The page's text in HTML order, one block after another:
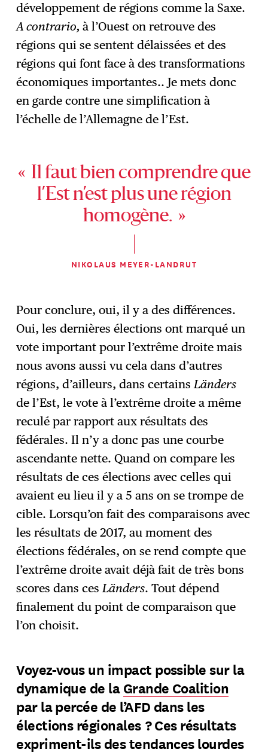
développement de régions comme la Saxe.
A contrario,à l’Ouest on retrouve des
régions qui se sentent délaissées et des
régions qui font face à des transformations
économiques importantes.. Je mets donc
en garde contre une simplification à
l’échelle de l’Allemagne de l’Est.
« Il faut bien comprendre que
l’Est n’est plus une région
homogène. »
NIKOLAUS MEYER-LANDRUT
Pour conclure, oui, il y a des différences.
Oui, les dernières élections ont marqué un
vote important pour l’extrême droite mais
nous avons aussi vu cela dans d’autres
régions, d’ailleurs, dans certainsLänders
de l’Est, le vote à l’extrême droite a même
reculé par rapport aux résultats des
fédérales. Il n’y a donc pas une courbe
ascendante nette. Quand on compare les
résultats de ces élections avec celles qui
avaient eu lieu il y a 5 ans on se trompe de
cible. Lorsqu’on fait des comparaisons avec
les résultats de 2017, au moment des
élections fédérales, on se rend compte que
l’extrême droite avait déjà fait de très bons
scores dans cesLänders. Tout dépend
finalement du point de comparaison que
l’on choisit.
Voyez-vous un impact possible sur la
dynamique de laGrande Coalition
par la percée de l’AFD dans les
élections régionales ? Ces résultats
expriment-ils des tendances lourdes